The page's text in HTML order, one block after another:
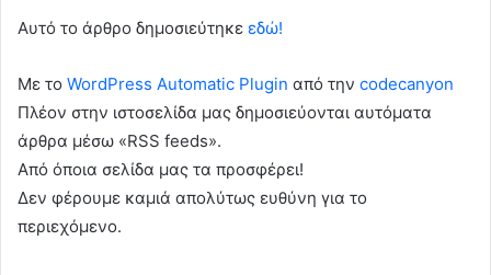
Αυτό το άρθρο δημοσιεύτηκε εδώ!
Με το WordPress Automatic Plugin από την codecanyon
Πλέον στην ιστοσελίδα μας δημοσιεύονται αυτόματα
άρθρα μέσω «RSS feeds».
Από όποια σελίδα μας τα προσφέρει!
Δεν φέρουμε καμιά απολύτως ευθύνη για το
περιεχόμενο.